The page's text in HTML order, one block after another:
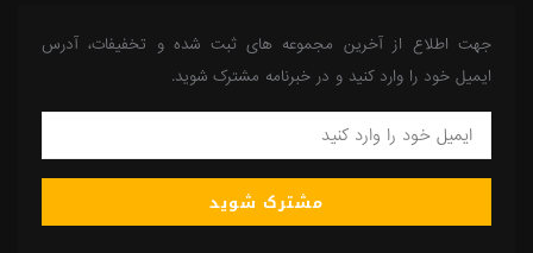
جهت اطلاع از آخرین مجموعه های ثبت شده و تخفیفات، آدرس
ایمیل خود را وارد کنید و در خبرنامه مشترک شوید.
مشترک شوید